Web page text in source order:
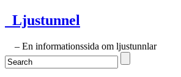
Ljustunnel
– En informationssida om ljustunnlar